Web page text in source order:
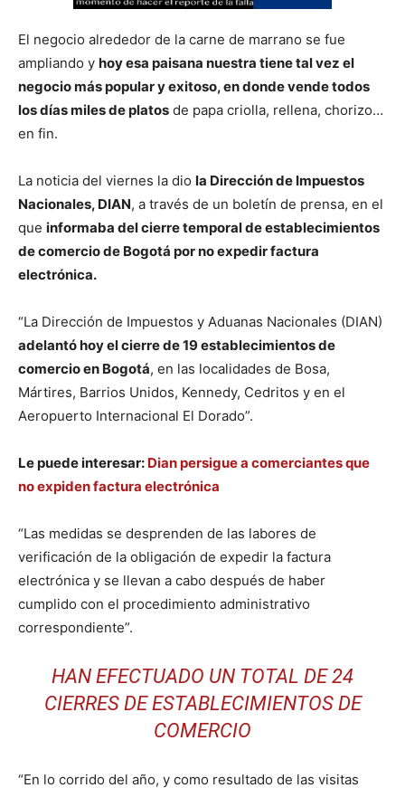
El negocio alrededor de la carne de marrano se fue
ampliando y hoy esa paisana nuestra tiene tal vez el
negocio más popular y exitoso, en donde vende todos
los días miles de platos de papa criolla, rellena, chorizo…
en fin.
La noticia del viernes la dio la Dirección de Impuestos
Nacionales, DIAN, a través de un boletín de prensa, en el
que informaba del cierre temporal de establecimientos
de comercio de Bogotá por no expedir factura
electrónica.
“La Dirección de Impuestos y Aduanas Nacionales (DIAN)
adelantó hoy el cierre de 19 establecimientos de
comercio en Bogotá, en las localidades de Bosa,
Mártires, Barrios Unidos, Kennedy, Cedritos y en el
Aeropuerto Internacional El Dorado”.
Le puede interesar: Dian persigue a comerciantes que
no expiden factura electrónica
“Las medidas se desprenden de las labores de
verificación de la obligación de expedir la factura
electrónica y se llevan a cabo después de haber
cumplido con el procedimiento administrativo
correspondiente”.
HAN EFECTUADO UN TOTAL DE 24
CIERRES DE ESTABLECIMIENTOS DE
COMERCIO
“En lo corrido del año, y como resultado de las visitas